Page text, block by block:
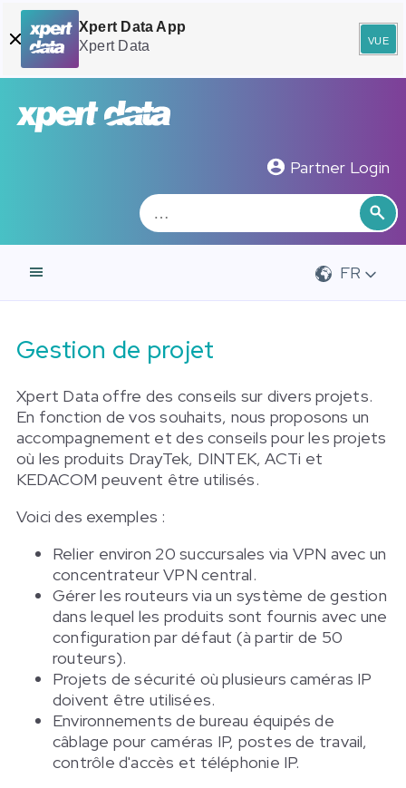
Xpert Data App
Xpert Data
vue
Partner Login
FR
Gestion de projet
Xpert Data offre des conseils sur divers projets.
En fonction de vos souhaits, nous proposons un
accompagnement et des conseils pour les projets
où les produits DrayTek, DINTEK, ACTi et
KEDACOM peuvent être utilisés.
Voici des exemples :
Relier environ 20 succursales via VPN avec un
concentrateur VPN central.
Gérer les routeurs via un système de gestion
dans lequel les produits sont fournis avec une
configuration par défaut (à partir de 50
routeurs).
Projets de sécurité où plusieurs caméras IP
doivent être utilisées.
Environnements de bureau équipés de
câblage pour caméras IP, postes de travail,
contrôle d'accès et téléphonie IP.